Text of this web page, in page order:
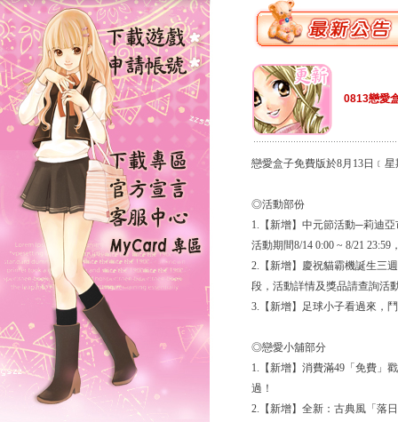
0813戀愛
戀愛盒子免費版於8月13日﹝
◎活動部份
1.【新增】中元節活動─莉迪
活動期間8/14 0:00 ~ 8/21
2.【新增】慶祝貓霸機誕生三
段，活動詳情及獎品請查詢活
3.【新增】足球小子看過來，
◎戀愛小舖部分
1.【新增】消費滿49「免費」
過！
2.【新增】全新：古典風「落